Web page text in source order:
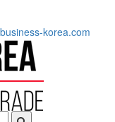
korea.com